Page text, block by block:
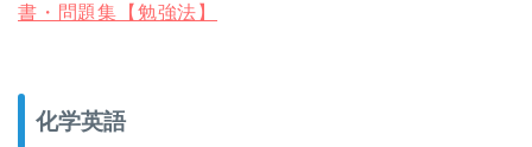
書・問題集【勉強法】
化学英語